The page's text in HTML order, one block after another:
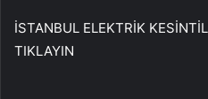
İSTANBUL ELEKTRİK
TIKLAYIN